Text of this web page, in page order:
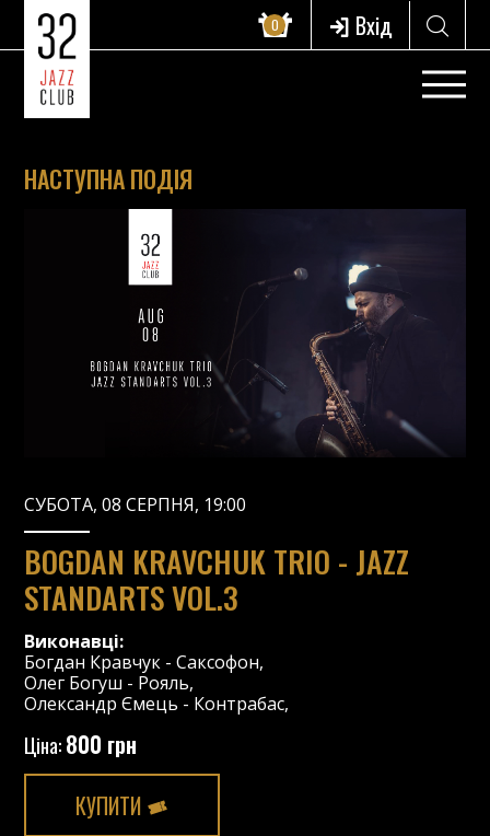
0 Вхід
НАСТУПНА ПОДІЯ
СУБОТА, 08 СЕРПНЯ, 19:00
BOGDAN KRAVCHUK TRIO - JAZZ
STANDARTS VOL.3
Виконавці:
Богдан Кравчук -Саксофон,
Олег Богуш - Рояль,
Олександр Ємець - Контрабас,
Ціна:800 грн
КУПИТИ